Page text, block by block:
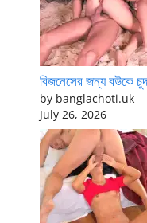
বিজনেসের জন্য বউকে
by banglachoti.uk
July 26, 2026